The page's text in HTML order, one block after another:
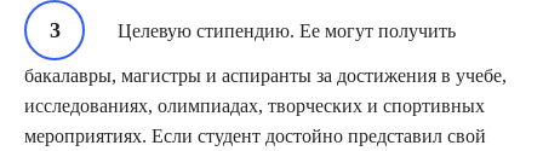
Целевую стипендию. Ее могут получить
бакалавры, магистры и аспиранты за достижения в учебе,
исследованиях, олимпиадах, творческих и спортивных
мероприятиях. Если студент достойно представил свой